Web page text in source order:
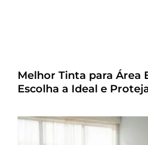
Melhor Tinta para Área
Escolha a Ideal e